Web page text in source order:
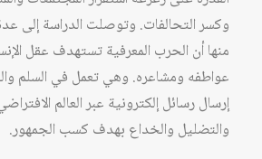
وكسر التحالفات. وتوصلت الدراسة إلى
منها أن الحرب المعرفية تستهدف عقل
عواطفه ومشاعره. وهي تعمل في السلم
إرسال رسائل إلكترونية عبر العالم
والتضليل والخداع بهدف كسب الجمهور.